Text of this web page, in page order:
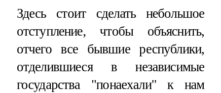
Здесь стоит сделать небольшое
отступление, чтобы объяснить,
отчего все бывшие республики,
отделившиеся в независимые
государства "понаехали" к нам